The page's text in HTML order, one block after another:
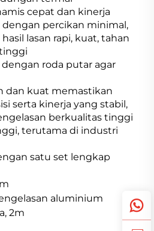
cepat dan kinerja
dengan percikan minimal,
lasan rapi, kuat, tahan
roda putar agar
dan kuat memastikan
serta kinerja yang stabil,
berkualitas tinggi
terutama di industri
satu set lengkap
aluminium
2m